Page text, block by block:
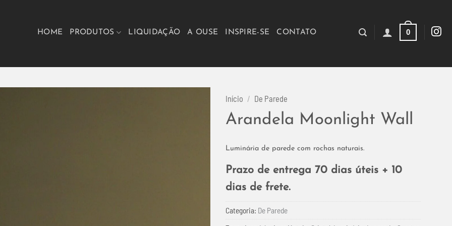
HOME PRODUTOS LIQUIDAÇÃO A OUSE INSPIRE-SE CONTATO 0
Início / De Parede
Arandela Moonlight Wall
Luminária de parede com rochas naturais.
Prazo de entrega 70 dias úteis + 10
dias de frete.
Categoria: De Parede